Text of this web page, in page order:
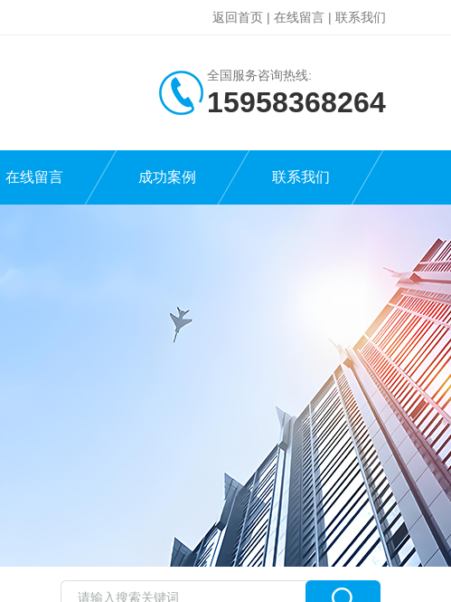
返回首页 | 在线留言 | 联系我们
全国服务咨询热线:
15958368264
在线留言 成功案例 联系我们